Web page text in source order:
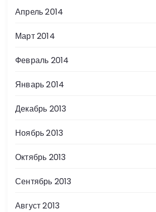
Апрель 2014
Март 2014
Февраль 2014
Январь 2014
Декабрь 2013
Ноябрь 2013
Октябрь 2013
Сентябрь 2013
Август 2013